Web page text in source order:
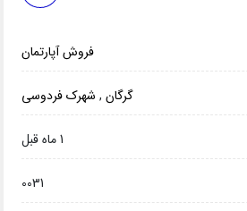
فروش آپارتمان
گرگان, شهرک فردوسی
1 ماه قبل
0031